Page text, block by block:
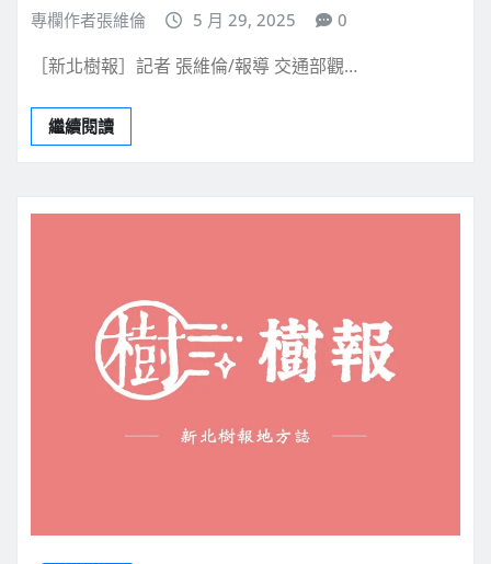
專欄作者張維倫 5 月 29, 2025 0
［新北樹報］記者 張維倫/報導 交通部觀…
繼續閱讀